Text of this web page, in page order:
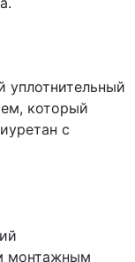
уплотнительный
который
с
монтажным